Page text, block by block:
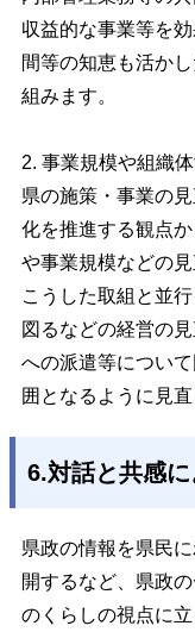
収益的な事業等を
間等の知恵も活か
組みます。
2. 事業規模や組織
県の施策・事業の
化を推進する観点
や事業規模などの見
こうした取組と並
図るなどの経営の
への派遣等につい
囲となるように見直
6.対話と共感
県政の情報を県民
開するなど、県政
のくらしの視点に